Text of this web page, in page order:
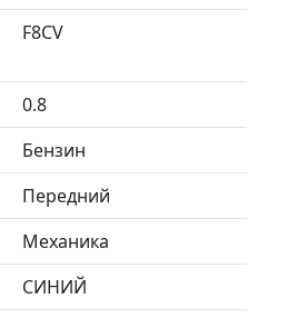
F8CV
0.8
Бензин
Передний
Механика
СИНИЙ